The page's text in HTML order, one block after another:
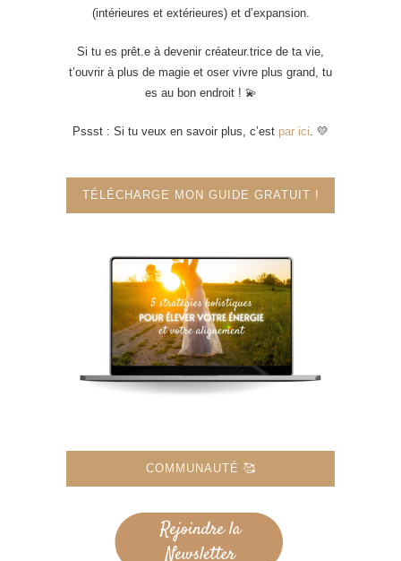
(intérieures et extérieures) et d’expansion.
Si tu es prêt.e à devenir créateur.trice de ta vie,
t’ouvrir à plus de magie et oser vivre plus grand, tu
es au bon endroit ! 💫
Pssst : Si tu veux en savoir plus, c’est par ici . 💛
TÉLÉCHARGE MON GUIDE GRATUIT !
COMMUNAUTÉ 🥰